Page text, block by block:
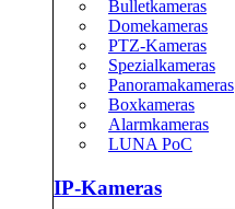
Bulletkameras
Domekameras
PTZ-Kameras
Spezialkameras
Panoramakameras
Boxkameras
Alarmkameras
LUNA PoC
IP-Kameras